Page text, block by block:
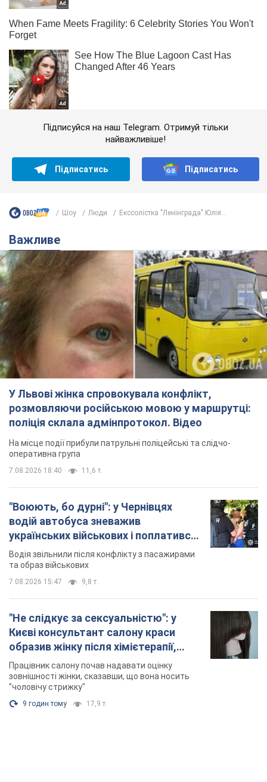
Підписуйся на наш Telegram. Отримуй тільки
найважливіше!
Підписатись Підписатись
Шоу Люди Екссолістка "Ленінграда" Юлія...
Важливе
У Львові жінка спровокувала конфлікт,
розмовляючи російською мовою у маршрутці:
поліція склала адмінпротокол. Відео
На місце події прибули патрульні поліцейські та слідчо-
оперативна група
7.08.2026 18:40 11,6 т.
"Воюють, бо дурні": у Чернівцях
водій автобуса зневажив
українських військових і поплатився.
Відео
Водія звільнили після конфлікту з пасажирами
та образ військових
7.08.2026 15:47 9,8 т.
"Не слідкує за сексуальністю": у
Києві консультант салону краси
образив жінку після хімієтерапії,
розгорівся скандал. Фото
Працівник салону почав надавати оцінку
зовнішності жінки, сказавши, що вона носить
"чоловічу стрижку"
9 годин тому 17,9 т.